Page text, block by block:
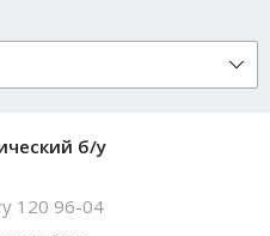
б/у
120 96-04